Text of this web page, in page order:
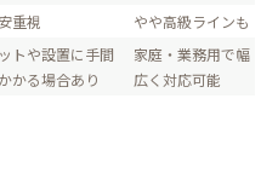
重視 やや高級ラインも
トや設置に手間
かる場合あり
家庭・業務用で幅
広く対応可能